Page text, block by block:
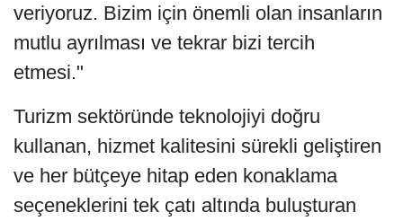
veriyoruz. Bizim için önemli olan insanların
mutlu ayrılması ve tekrar bizi tercih
etmesi."
Turizm sektöründe teknolojiyi doğru
kullanan, hizmet kalitesini sürekli geliştiren
ve her bütçeye hitap eden konaklama
seçeneklerini tek çatı altında buluşturan